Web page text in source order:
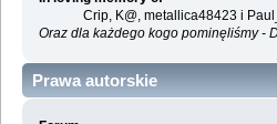
Crip, K@, metallica48423 i
Oraz dla każdego kogo pominęliśmy -
Prawa autorskie